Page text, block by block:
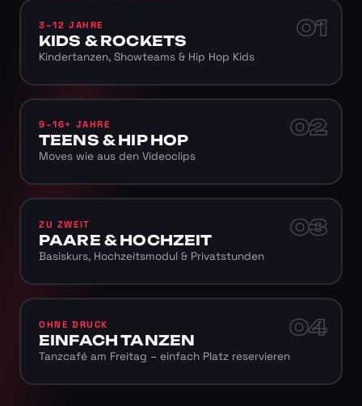
01
3–12 JAHRE
KIDS & ROCKETS
Kindertanzen, Showteams & Hip Hop Kids
02
9–16+ JAHRE
TEENS & HIP HOP
Moves wie aus den Videoclips
03
ZU ZWEIT
PAARE & HOCHZEIT
Basiskurs, Hochzeitsmodul & Privatstunden
04
OHNE DRUCK
EINFACH TANZEN
Tanzcafé am Freitag – einfach Platz reservieren